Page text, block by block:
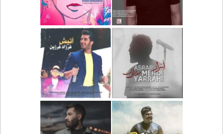
دانلود آهنگ جدید رضا
بهرام بنام نگار
دانلود آهنگ جدید علی
لهراسبی بنام صورت
دانلود آهنگ جدید مهدی
یراحی بنام اسرار
دانلود آهنگ جدید فرزاد
فرزین بنام آتیش